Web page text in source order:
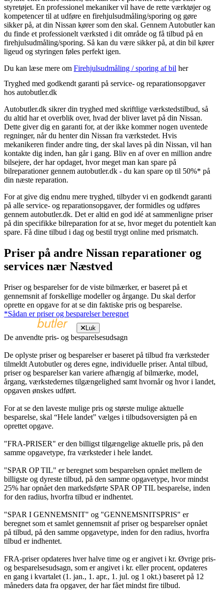
styretøjet. En professionel mekaniker vil have de rette værktøjer og
kompetencer til at udføre en firehjulsudmåling/sporing og gøre
sikker på, at din Nissan kører som den skal. Gennem Autobutler kan
du finde et professionelt værksted i dit område og få tilbud på en
firehjulsudmåling/sporing. Så kan du være sikker på, at din bil kører
ligeud og styringen føles perfekt igen.
Du kan læse mere om Firehjulsudmåling / sporing af bil her
Tryghed med godkendt garanti på service- og reparationsopgaver
hos autobutler.dk
Autobutler.dk sikrer din tryghed med skriftlige værkstedstilbud, så
du altid har et overblik over, hvad der bliver lavet på din Nissan.
Dette giver dig en garanti for, at der ikke kommer nogen uventede
regninger, når du henter din Nissan fra værkstedet. Hvis
mekanikeren finder andre ting, der skal laves på din Nissan, vil han
kontakte dig inden, han går i gang. Bliv en af over en million andre
bilsejere, der har opdaget, hvor meget man kan spare på
bilreparationer gennem autobutler.dk - du kan spare op til 50%* på
din næste reparation.
For at give dig endnu mere tryghed, tilbyder vi en godkendt garanti
på alle service- og reparationsopgaver, der formidles og udføres
gennem autobutler.dk. Det er altid en god idé at sammenligne priser
på din specifikke bilreparation for at se, hvor meget du potentielt kan
spare. Få dine tilbud i dag og bestil trygt online med prismatch.
Priser på andre Nissan reparationer og
services nær Næstved
Priser og besparelser for de viste bilmærker, er baseret på et
gennemsnit af forskellige modeller og årgange. Du skal derfor
oprette en opgave for at se din faktiske pris og besparelse.
*Sådan er priser og besparelser beregnet
Luk
De anvendte pris- og besparelsesudsagn
De oplyste priser og besparelser er baseret på tilbud fra værksteder
tilmeldt Autobutler og deres egne, individuelle priser. Antal tilbud,
priser og besparelser kan variere afhængig af bilmærke, model,
årgang, værkstedernes tilgængelighed samt hvornår og hvor i landet,
opgaven ønskes udført.
For at se den laveste mulige pris og største mulige aktuelle
besparelse, skal “Hele landet” vælges i tilbudsoversigten på en
oprettet opgave.
"FRA-PRISER" er den billigst tilgængelige aktuelle pris, på den
samme opgavetype, fra værksteder i hele landet.
"SPAR OP TIL" er beregnet som besparelsen opnået mellem de
billigste og dyreste tilbud, på den samme opgavetype, hvor mindst
25% har opnået den markedsførte SPAR OP TIL besparelse, inden
for den radius, hvorfra tilbud er indhentet.
"SPAR I GENNEMSNIT" og "GENNEMSNITSPRIS" er
beregnet som et samlet gennemsnit af priser og besparelser opnået
på tilbud, på den samme opgavetype, inden for den radius, hvorfra
tilbud er indhentet.
FRA-priser opdateres hver halve time og er angivet i kr. Øvrige pris-
og besparelsesudsagn, som er angivet i kr. eller procent, opdateres
en gang i kvartalet (1. jan., 1. apr., 1. jul. og 1 okt.) baseret på 12
måneders data fra opgaver, der har fået mindst fire tilbud.